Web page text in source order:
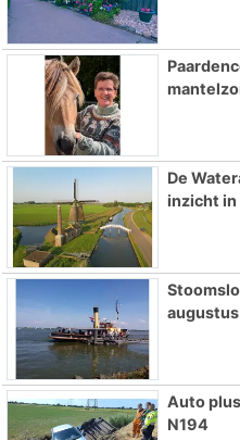
De
inzicht in
Auto
N194